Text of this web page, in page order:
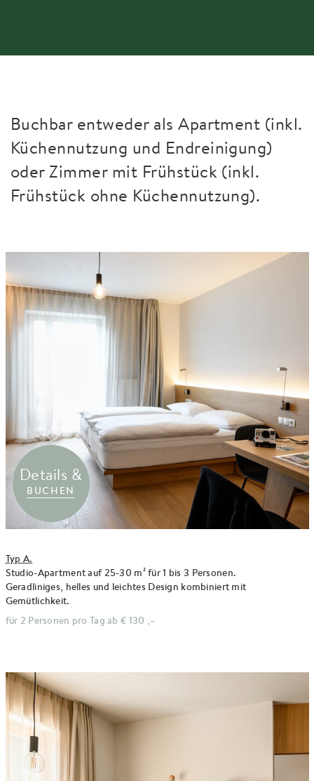
Buchbar entweder als Apartment (inkl.
Küchennutzung und Endreinigung)
oder Zimmer mit Frühstück (inkl.
Frühstück ohne Küchennutzung).
Details &
BUCHEN
Typ A.
Studio-Apartment auf 25-30 m² für 1 bis 3 Personen.
Geradliniges, helles und leichtes Design kombiniert mit
Gemütlichkeit.
für 2 Personen pro Tag ab € 130 ,–